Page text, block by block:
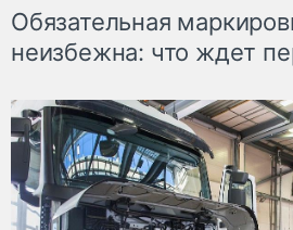
Обязательная
неизбежна: что ждет